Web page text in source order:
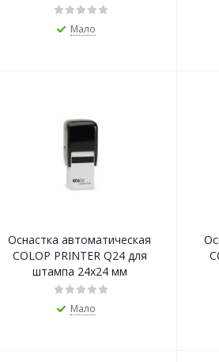
Мало
Оснастка автоматическая
COLOP PRINTER Q24 для
штампа 24х24 мм
Мало